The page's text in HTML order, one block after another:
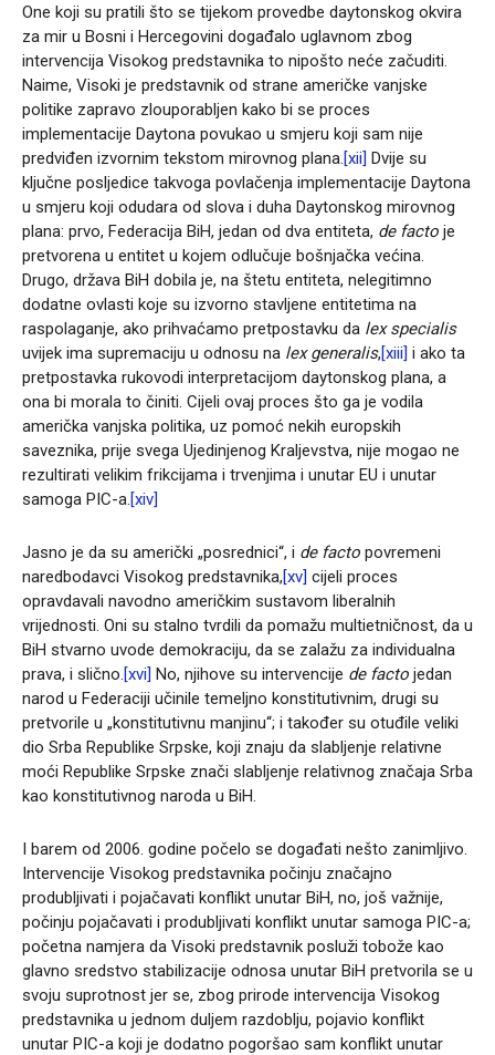
One koji su pratili što se tijekom provedbe daytonskog okvira
za mir u Bosni i Hercegovini događalo uglavnom zbog
intervencija Visokog predstavnika to nipošto neće začuditi.
Naime, Visoki je predstavnik od strane američke vanjske
politike zapravo zlouporabljen kako bi se proces
implementacije Daytona povukao u smjeru koji sam nije
predviđen izvornim tekstom mirovnog plana. [xii] Dvije su
ključne posljedice takvoga povlačenja implementacije Daytona
u smjeru koji odudara od slova i duha Daytonskog mirovnog
plana: prvo, Federacija BiH, jedan od dva entiteta, de facto je
pretvorena u entitet u kojem odlučuje bošnjačka većina.
Drugo, država BiH dobila je, na štetu entiteta, nelegitimno
dodatne ovlasti koje su izvorno stavljene entitetima na
raspolaganje, ako prihvaćamo pretpostavku da lex specialis
uvijek ima supremaciju u odnosu na lex generalis,[xiii] i ako ta
pretpostavka rukovodi interpretacijom daytonskog plana, a
ona bi morala to činiti. Cijeli ovaj proces što ga je vodila
američka vanjska politika, uz pomoć nekih europskih
saveznika, prije svega Ujedinjenog Kraljevstva, nije mogao ne
rezultirati velikim frikcijama i trvenjima i unutar EU i unutar
samoga PIC-a. [xiv]
Jasno je da su američki „posrednici“, i de facto povremeni
naredbodavci Visokog predstavnika,[xv] cijeli proces
opravdavali navodno američkim sustavom liberalnih
vrijednosti. Oni su stalno tvrdili da pomažu multietničnost, da u
BiH stvarno uvode demokraciju, da se zalažu za individualna
prava, i slično. [xvi] No, njihove su intervencije de facto jedan
narod u Federaciji učinile temeljno konstitutivnim, drugi su
pretvorile u „konstitutivnu manjinu“; i također su otuđile veliki
dio Srba Republike Srpske, koji znaju da slabljenje relativne
moći Republike Srpske znači slabljenje relativnog značaja Srba
kao konstitutivnog naroda u BiH.
I barem od 2006. godine počelo se događati nešto zanimljivo.
Intervencije Visokog predstavnika počinju značajno
produbljivati i pojačavati konflikt unutar BiH, no, još važnije,
počinju pojačavati i produbljivati konflikt unutar samoga PIC-a;
početna namjera da Visoki predstavnik posluži tobože kao
glavno sredstvo stabilizacije odnosa unutar BiH pretvorila se u
svoju suprotnost jer se, zbog prirode intervencija Visokog
predstavnika u jednom duljem razdoblju, pojavio konflikt
unutar PIC-a koji je dodatno pogoršao sam konflikt unutar